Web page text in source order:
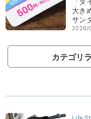
大き
サン
2026/
カテゴリ